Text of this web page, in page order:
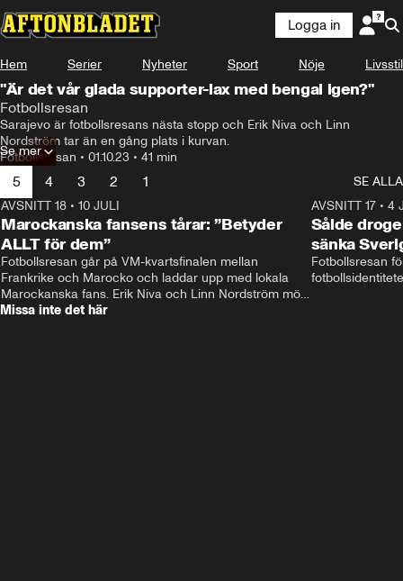
Logga in
Hem Serier Nyheter Sport Nöje Livsstil
"Är det vår glada supporter-lax med bengal igen?"
Fotbollsresan
Sarajevo är fotbollsresans nästa stopp och Erik Niva och Linn
Nordström tar än en gång plats i kurvan.
Fotbollsresan • 01.10.23 • 41 min
Se mer
5 4 3 2 1
SE ALLA
AVSNITT 18 • 10 JULI
Marockanska fansens tårar: ”Betyder
ALLT för dem”
Fotbollsresan går på VM-kvartsfinalen mellan
Frankrike och Marocko och laddar upp med lokala
Marockanska fans. Erik Niva och Linn Nordström möts
av stimmig frukost, tutande kycklingar och taxibil från
AVSNITT 17• 4
Sålde
sänka
Fotbollsresan
Missa inte det här